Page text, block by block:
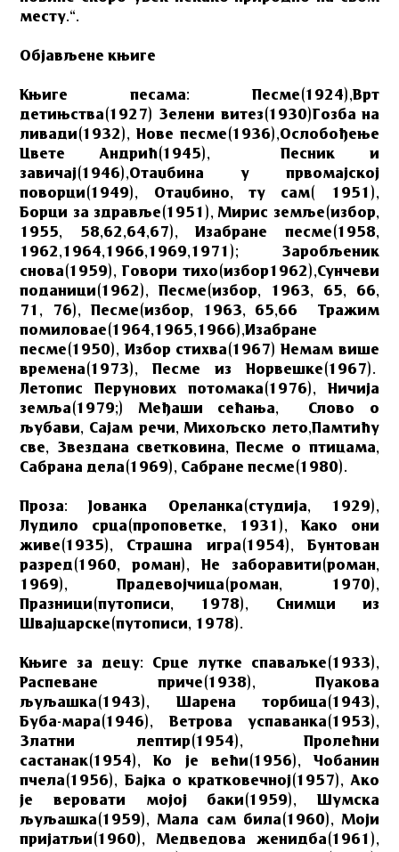
месту.“.
Објављене књиге
Књиге песама: Песме(1924),Врт
детињства(1927) Зелени витез(1930)Гозба на
ливади(1932), Нове песме(1936),Ослобођење
Цвете Андрић(1945), Песник и
завичај(1946),Отаџбина у првомајској
поворци(1949), Отаџбино, ту сам( 1951),
Борци за здравље(1951), Мирис земље(избор,
1955, 58,62,64,67), Изабране песме(1958,
1962,1964,1966,1969,1971); Заробљеник
снова(1959), Говори тихо(избор1962),Сунчеви
поданици(1962), Песме(избор, 1963, 65, 66,
71, 76), Песме(избор, 1963, 65,66 Тражим
помиловае(1964,1965,1966),Изабране
песме(1950), Избор стихва(1967) Немам више
времена(1973), Песме из Норвешке(1967).
Летопис Перунових потомака(1976), Ничија
земља(1979;) Међаши сећања, Слово о
љубави, Сајам речи, Михољско лето,Памтићу
све, Звездана светковина, Песме о птицама,
Сабрана дела(1969), Сабране песме(1980).
Проза: Јованка Ореланка(студија, 1929),
Лудило срца(проповетке, 1931), Како они
живе(1935), Страшна игра(1954), Бунтован
разред(1960, роман), Не заборавити(роман,
1969), Прадевојчица(роман, 1970),
Празници(путописи, 1978), Снимци из
Швајцарске(путописи, 1978).
Књиге за децу: Срце лутке спаваљке(1933),
Распеване приче(1938), Пуакова
љуљашка(1943), Шарена торбица(1943),
Буба-мара(1946), Ветрова успаванка(1953),
Златни лептир(1954), Пролећни
састанак(1954), Ко је већи(1956), Чобанин
пчела(1956), Бајка о кратковечној(1957), Ако
је веровати мојој баки(1959), Шумска
љуљашка(1959), Мала сам била(1960), Моји
пријатљи(1960), Медведова женидба(1961),